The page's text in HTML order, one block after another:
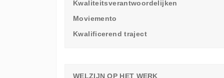
Kwaliteitsverantwoordelijken
Moviemento
Kwalificerend traject
WELZIJN OP HET WERK